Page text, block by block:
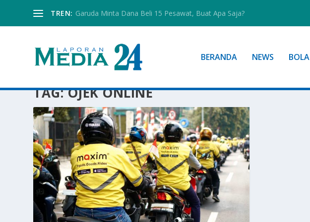
TREN: Garuda Minta Dana Beli 15 Pesawat, Buat Apa Saja?
BERANDA NEWS BOLA
TAG:OJEK ONLINE